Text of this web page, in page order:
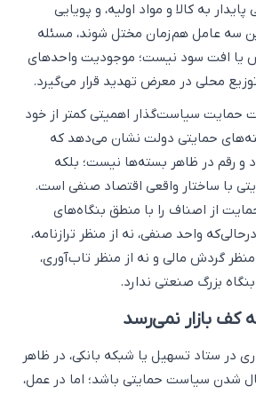
به کالا و مواد اولیه، و پویایی
سه عامل هم‌زمان مختل شوند، مسئله
یا افت سود نیست؛ موجودیت واحدهای
محلی در معرض تهدید قرار می‌گیرد.
حمایت سیاست‌گذار اهمیتی کمتر از خود
حمایتی دولت نشان می‌دهد که
و رقم در ظاهر بسته‌ها نیست؛ بلکه
با ساختار واقعی اقتصاد صنفی است.
از اصناف را با منطق بنگاه‌های
واحد صنفی، نه از منظر ترازنامه،
منظر گردش مالی و نه از منظر تاب‌آوری،
بزرگ صنعتی ندارد.
بازار نمی‌رسد
در ستاد تسهیل یا شبکه بانکی، در ظاهر
شدن سیاست حمایتی باشد؛ اما در عمل،